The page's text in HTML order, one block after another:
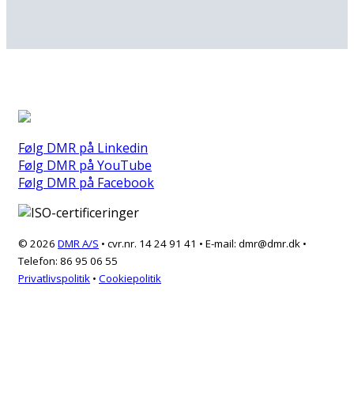
Følg DMR på Linkedin
Følg DMR på YouTube
Følg DMR på Facebook
© 2026 DMR A/S • cvr.nr. 14 24 91 41 • E-mail: dmr@dmr.dk •
Telefon: 86 95 06 55
Privatlivspolitik • Cookiepolitik